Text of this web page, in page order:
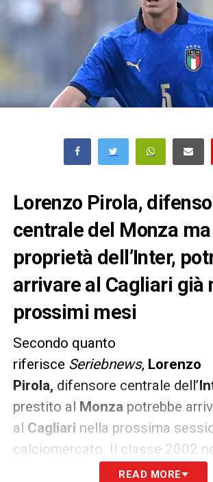
Lorenzo Pirola,
centrale del Monza
proprietà dell’Inter,
arrivare al Cagliari già
prossimi mesi
Secondo quanto
riferisce Seriebnews, Lorenzo
Pirola, difensore centrale dell’
prestito al Monza potrebbe
al Cagliari nella prossima
calciomercato. Il classe 2002
trovando spazio nella squadra
READ MORE